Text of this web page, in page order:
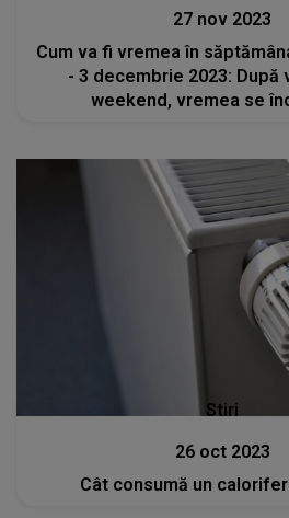
27 nov 2023
Cum va fi vremea în
- 3 decembrie 2023: După
weekend, vremea se
Stiri
26 oct 2023
Cât consumă un